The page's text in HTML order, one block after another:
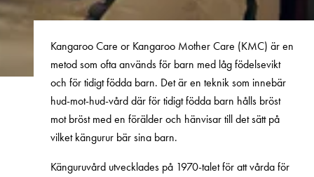
Kangaroo Care or Kangaroo Mother Care (KMC) är en
metod som ofta används för barn med låg födelsevikt
och för tidigt födda barn. Det är en teknik som innebär
hud-mot-hud-vård där för tidigt födda barn hålls bröst
mot bröst med en förälder och hänvisar till det sätt på
vilket kängurur bär sina barn.
Känguruvård utvecklades på 1970-talet för att vårda för